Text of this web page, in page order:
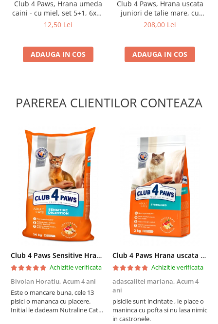
Club 4 Paws, Hrana umeda
caini - cu miel, set 5+1, 6x80
g
12,50 Lei
ADAUGA IN COS
Club 4 Paws, Hrana uscata
juniori de talie mare, cu
pui, 14kg
208,00 Lei
ADAUGA IN COS
PAREREA CLIENTILOR CONTEAZA
Club 4 Paws Sensitive Hrana uscata pisici adulte, 14kg
Achizitie verificata
Bivolan Horatiu, Acum 4 ani
Este o mancare buna, cele 13
pisici o mananca cu placere.
Initial le dadeam Nutraline Cat
Club 4 Paws Hrana uscata pisici sterilizate, 2kg
Achizitie verificata
adascalitei mariana, Acum 4
ani
pisicile sunt incintate , le place o
maninca cu pofta si nu lasa nimic
in castronele.